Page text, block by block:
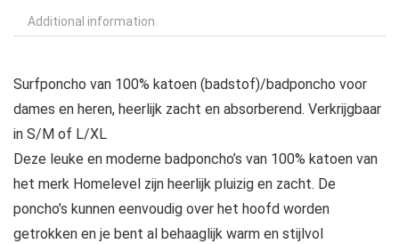
Additional information
Surfponcho van 100% katoen (badstof)/badponcho voor
dames en heren, heerlijk zacht en absorberend. Verkrijgbaar
in S/M of L/XL
Deze leuke en moderne badponcho’s van 100% katoen van
het merk Homelevel zijn heerlijk pluizig en zacht. De
poncho’s kunnen eenvoudig over het hoofd worden
getrokken en je bent al behaaglijk warm en stijlvol